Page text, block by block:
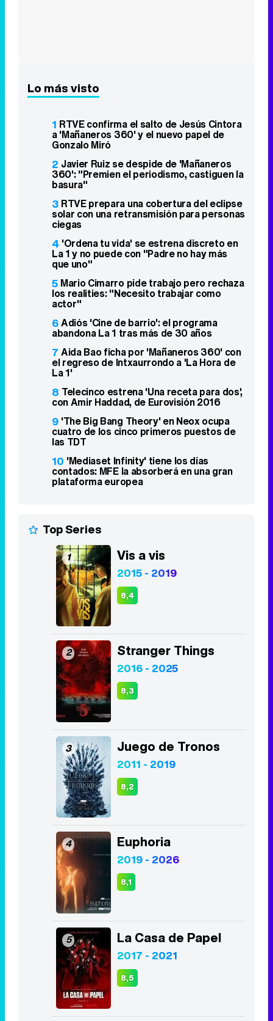
360': "Premien el periodismo, castiguen la
basura"
3 RTVE prepara una cobertura del eclipse
solar con una retransmisión para personas
ciegas
4 'Ordena tu vida' se estrena discreto en
La 1 y no puede con "Padre no hay más
que uno"
5 Mario Cimarro pide trabajo pero rechaza
los realities: "Necesito trabajar como
actor"
6 Adiós 'Cine de barrio': el programa
abandona La 1 tras más de 30 años
7 Aida Bao ficha por 'Mañaneros 360' con
el regreso de Intxaurrondo a 'La Hora de
La 1'
8Telecinco estrena 'Una receta para dos',
con Amir Haddad, de Eurovisión 2016
9'The Big Bang Theory' en Neox ocupa
cuatro de los cinco primeros puestos de
las TDT
10 'Mediaset Infinity' tiene los días
contados: MFE la absorberá en una gran
plataforma europea
Top Series
1 Vis a vis
2015 - 2019
2 Stranger Things
2016 - 2025
8,3
3 Juego de Tronos
2011 - 2019
8,2
4 Euphoria
2019 - 2026
8,1
5 La Casa de Papel
2017 - 2021
8,5
6 Lucifer
2016 - 2021
8,4